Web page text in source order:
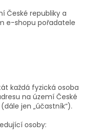
České republiky a
e-shopu pořadatele
každá fyzická osoba
na území České
jen „účastník“).
osoby: